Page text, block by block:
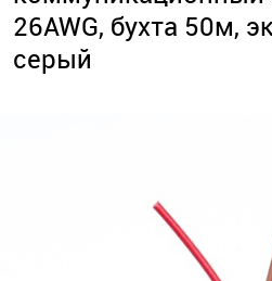
26AWG, бухта 50м,
серый